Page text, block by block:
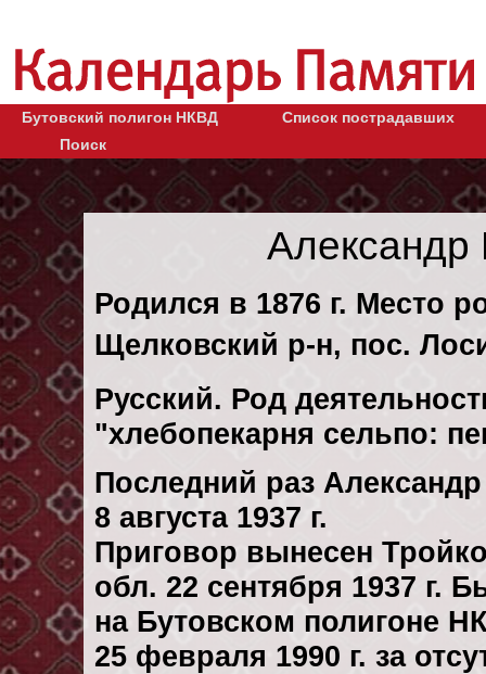
Бутовский полигон НКВД
Список пострадавших
Поиск
Александр
Родился в 1876 г. Место
Щелковский р-н, пос.
Русский. Род
"хлебопекарня сельпо:
Последний раз
8 августа 1937 г.
Приговор вынесен
обл. 22 сентября 1937 г.
на Бутовском полигоне
25 февраля 1990 г. за